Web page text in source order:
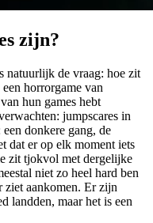
zijn?
natuurlijk de vraag: hoe zit
horrorgame van
hun games hebt
jumpscares in
donkere gang, de
dat er op elk moment iets
zit tjokvol met dergelijke
niet zo heel hard ben
ziet aankomen. Er zijn
landden, maar het is een